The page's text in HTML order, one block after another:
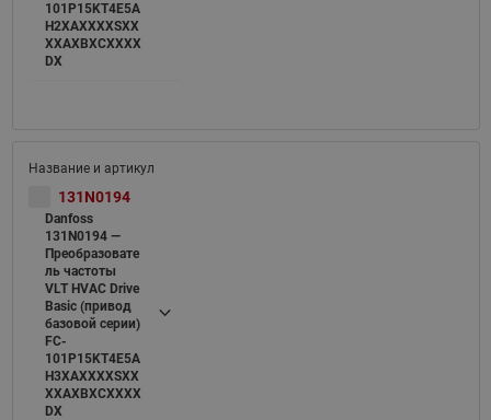
101P15KT4E5A
H2XAXXXXSXX
XXAXBXCXXXX
DX
131N0194
Danfoss
131N0194 —
Преобразовате
ль частоты
VLT HVAC Drive
Basic (привод
базовой серии)
FC-
101P15KT4E5A
H3XAXXXXSXX
XXAXBXCXXXX
DX